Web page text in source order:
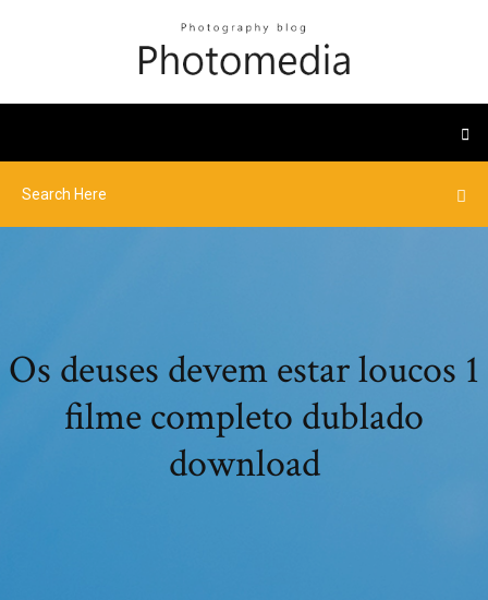
Os deuses devem estar loucos 1
filme completo dublado
download